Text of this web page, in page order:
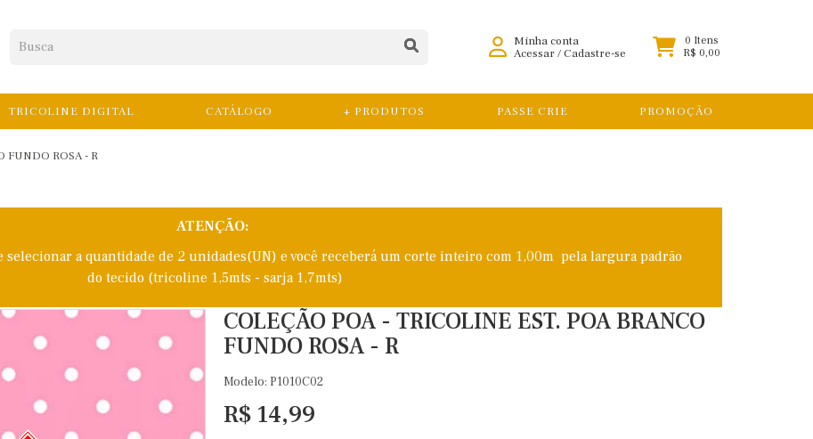
Minha conta
Acessar/Cadastre-se
0 Itens
R$ 0,00
TRICOLINE DIGITAL CATÁLOGO + PRODUTOS PASSE CRIE PROMOÇÃO
FUNDO ROSA - R
ATENÇÃO:
selecionar a quantidade de 2 unidades(UN) e você receberá um corte inteiro com 1,00m pela largura padrão
do tecido (tricoline 1,5mts - sarja 1,7mts)
COLEÇÃO POA - TRICOLINE EST. POA BRANCO
FUNDO ROSA - R
Modelo: P1010C02
R$ 14,99